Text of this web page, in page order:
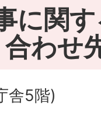
に関
合わせ
舎5階)